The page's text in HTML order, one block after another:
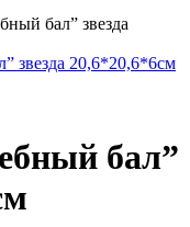
бал” звезда
бал”